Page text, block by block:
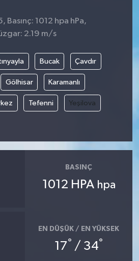
Basınç: 1012 hpa hPa,
2.19 m/s
Bucak Çavdır
Gölhisar Karamanlı
Tefenni Yeşilova
BASINÇ
1012 HPA hpa
EN DÜŞÜK / EN YÜKSEK
17° / 34°